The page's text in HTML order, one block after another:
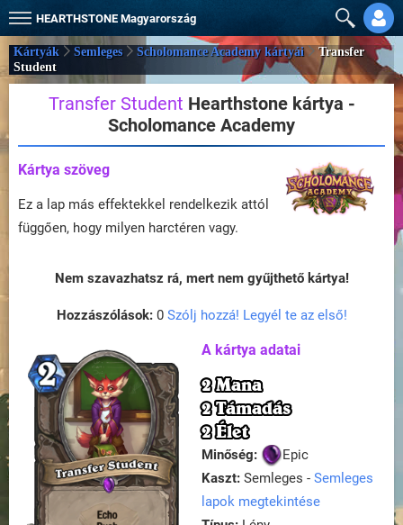
HEARTHSTONE Magyarország
Kártyák Semleges Scholomance Academy kártyái
Transfer
Student
Transfer Student Hearthstone kártya -
Scholomance Academy
Kártya szöveg
Ez a lap más effektekkel rendelkezik attól
függően, hogy milyen harctéren vagy.
Nem szavazhatsz rá, mert nem gyűjthető kártya!
Hozzászólások:0 Szólj hozzá! Legyél te az első!
A kártya adatai
2 Mana
2 Támadás
2 Élet
Minőség:
Epic
Kaszt: Semleges - Semleges
lapok megtekintése